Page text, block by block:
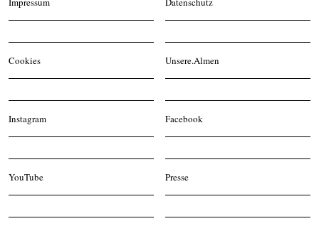
Cookies Unsere.Almen
Instagram Facebook
YouTube Presse